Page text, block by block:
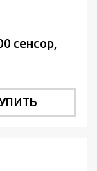
сенсор,